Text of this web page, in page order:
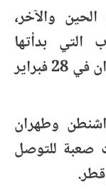
والآخر،
التي بدأتها
الولايات المتحدة وإسرائيل على إيران في 28 فبراير
واشنطن وطهران
صعبة للتوصل